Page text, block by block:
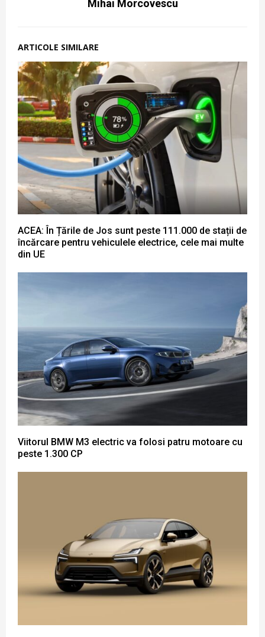
Mihai Morcovescu
ARTICOLE SIMILARE
ACEA: În Țările de Jos sunt peste 111.000 de stații de
încărcare pentru vehiculele electrice, cele mai multe
din UE
Viitorul BMW M3 electric va folosi patru motoare cu
peste 1.300 CP